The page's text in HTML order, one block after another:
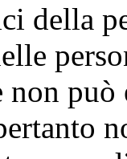
della
può